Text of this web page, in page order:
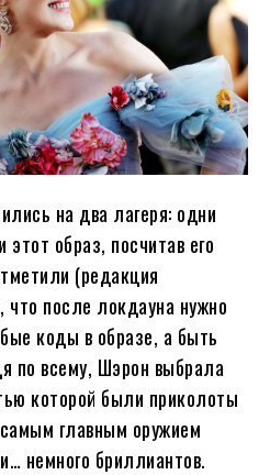
на два лагеря: одни
этот образ, посчитав его
(редакция
что после локдауна нужно
коды в образе, а быть
по всему, Шэрон выбрала
которой были приколоты
главным оружием
немного бриллиантов.